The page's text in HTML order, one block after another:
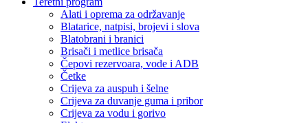
Alati i oprema za održavanje
Blatarice, natpisi, brojevi i slova
Blatobrani i branici
Brisači i metlice brisača
Čepovi rezervoara, vode i ADB
Četke
Crijeva za auspuh i šelne
Crijeva za duvanje guma i pribor
Crijeva za vodu i gorivo